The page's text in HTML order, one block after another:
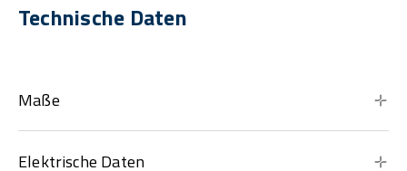
Technische Daten
Maße
Elektrische Daten